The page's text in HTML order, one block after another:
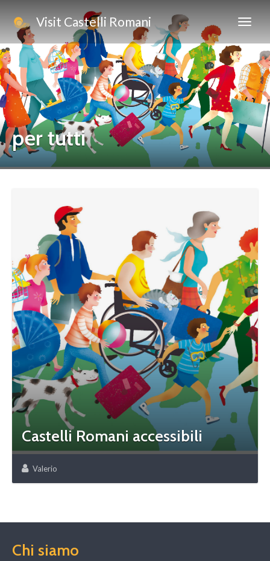
Visit Castelli Romani
per tutti
Castelli Romani accessibili
Valerio
Chi siamo